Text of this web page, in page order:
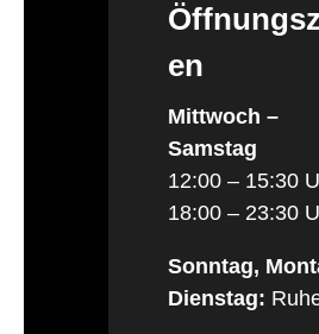
en
Mittwoch –
Samstag
12:00 – 15:30
18:00 – 23:30
Sonntag,
Dienstag: